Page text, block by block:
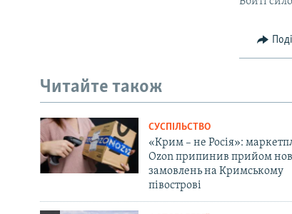
Читайте також
СУСПІЛЬСТВО
«Крим – не Росія»:
Ozon припинив прийом
замовлень на Кримському
півострові